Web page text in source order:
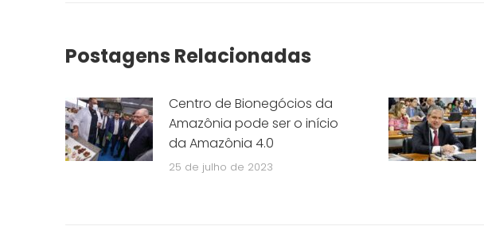
Postagens Relacionadas
Centro de Bionegócios da
Amazônia pode ser o início
da Amazônia 4.0
25 de julho de 2023